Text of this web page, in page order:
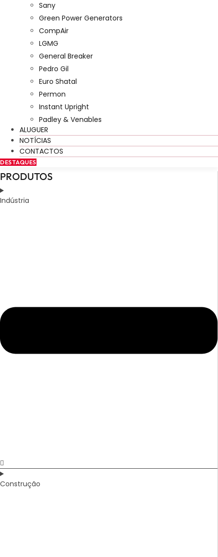
Sany
Green Power Generators
CompAir
LGMG
General Breaker
Pedro Gil
Euro Shatal
Permon
Instant Upright
Padley & Venables
ALUGUER
NOTÍCIAS
CONTACTOS
DESTAQUES
PRODUTOS
Indústria
Construção